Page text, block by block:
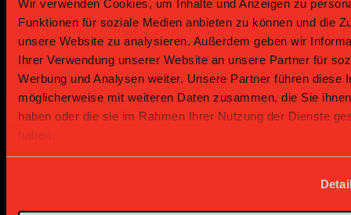
Wir verwenden Cookies, um Inhalte und Anzeigen zu
Funktionen für soziale Medien anbieten zu können und die
unsere Website zu analysieren. Außerdem geben wir
Ihrer Verwendung unserer Website an unsere Partner für
Werbung und Analysen weiter. Unsere Partner führen diese
möglicherweise mit weiteren Daten zusammen, die Sie
haben oder die sie im Rahmen Ihrer Nutzung der Dienste
haben.
Supplier Special Partner